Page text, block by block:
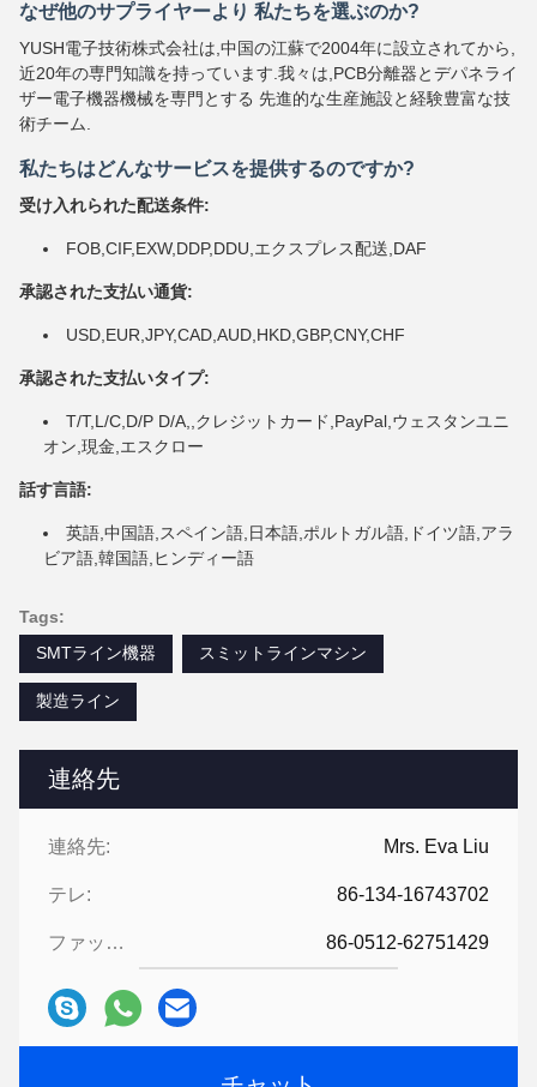
連絡先
連絡先: Mrs. Eva Liu
テレ: 86-134-16743702
ファックス: 86-0512-62751429
なぜ他のサプライヤーより 私たちを選ぶのか?
YUSH電子技術株式会社は,中国の江蘇で2004年に設立されてから,
近20年の専門知識を持っています.我々は,PCB分離器とデパネライ
ザー電子機器機械を専門とする 先進的な生産施設と経験豊富な技
術チーム.
私たちはどんなサービスを提供するのですか?
受け入れられた配送条件:
FOB,CIF,EXW,DDP,DDU,エクスプレス配送,DAF
承認された支払い通貨:
USD,EUR,JPY,CAD,AUD,HKD,GBP,CNY,CHF
承認された支払いタイプ:
T/T,L/C,D/P D/A,,クレジットカード,PayPal,ウェスタンユニ
オン,現金,エスクロー
話す言語:
英語,中国語,スペイン語,日本語,ポルトガル語,ドイツ語,アラ
ビア語,韓国語,ヒンディー語
Tags:
SMTライン機器
スミットラインマシン
製造ライン